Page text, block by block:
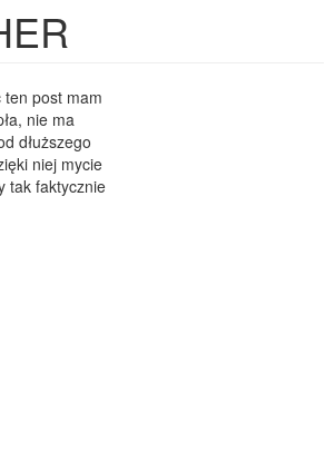
ten post mam
nie ma
dłuższego
niej mycie
tak faktycznie